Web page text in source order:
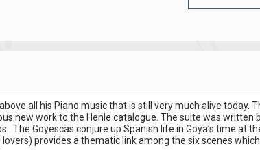
all his Piano music that is still very much alive today.
new work to the Henle catalogue. The suite was written
The Goyescas conjure up Spanish life in Goya’s time at
provides a thematic link among the six scenes